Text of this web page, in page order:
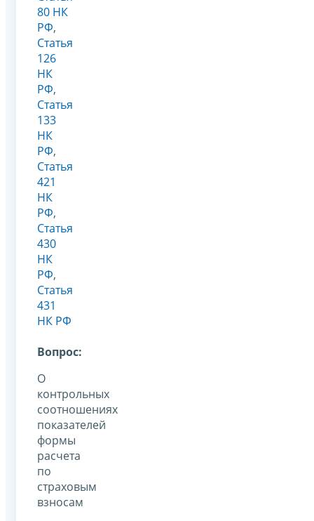
80 НК
РФ,
Статья
126
НК
РФ,
Статья
133
НК
РФ,
Статья
421
НК
РФ,
Статья
430
НК
РФ,
Статья
431
НК РФ
Вопрос:
О
контрольных
соотношениях
показателей
формы
расчета
по
страховым
взносам